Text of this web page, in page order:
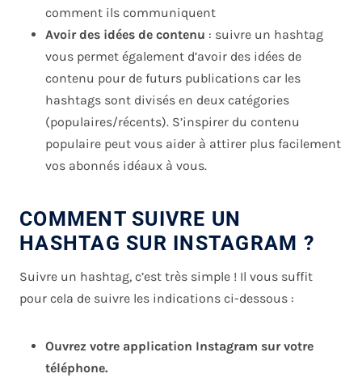
comment ils communiquent
Avoir des idées de contenu : suivre un hashtag
vous permet également d’avoir des idées de
contenu pour de futurs publications car les
hashtags sont divisés en deux catégories
(populaires/récents). S’inspirer du contenu
populaire peut vous aider à attirer plus facilement
vos abonnés idéaux à vous.
COMMENT SUIVRE UN
HASHTAG SUR INSTAGRAM ?
Suivre un hashtag, c’est très simple ! Il vous suffit
pour cela de suivre les indications ci-dessous :
Ouvrez votre application Instagram sur votre
téléphone.